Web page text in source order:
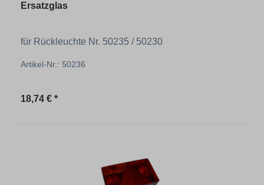
Ersatzglas
für Rückleuchte Nr. 50235 / 50230
Artikel-Nr.: 50236
Regulärer Preis:
18,74 € *